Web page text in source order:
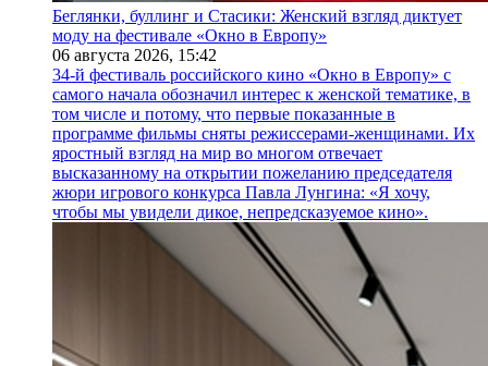
Беглянки, буллинг и Стасики: Женский взгляд диктует
моду на фестивале «Окно в Европу»
06 августа 2026, 15:42
34-й фестиваль российского кино «Окно в Европу» с
самого начала обозначил интерес к женской тематике, в
том числе и потому, что первые показанные в
программе фильмы сняты режиссерами-женщинами. Их
яростный взгляд на мир во многом отвечает
высказанному на открытии пожеланию председателя
жюри игрового конкурса Павла Лунгина: «Я хочу,
чтобы мы увидели дикое, непредсказуемое кино».